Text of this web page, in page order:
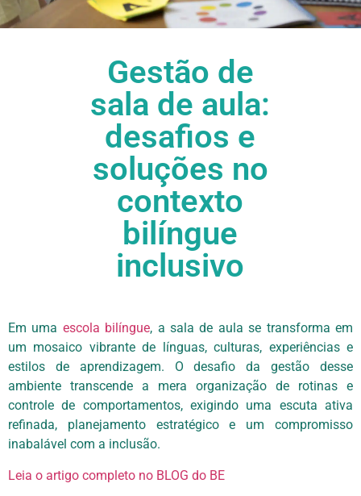
Gestão de
sala de aula:
desafios e
soluções no
contexto
bilíngue
inclusivo
Em uma escola bilíngue, a sala de aula se transforma em
um mosaico vibrante de línguas, culturas, experiências e
estilos de aprendizagem. O desafio da gestão desse
ambiente transcende a mera organização de rotinas e
controle de comportamentos, exigindo uma escuta ativa
refinada, planejamento estratégico e um compromisso
inabalável com a inclusão.
Leia o artigo completo no BLOG do BE